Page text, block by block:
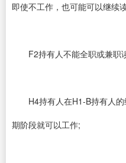
即使不工作，也可能可以继续
F2持有人不能全职或兼职
H4持有人在H1-B持有人的
期阶段就可以工作;